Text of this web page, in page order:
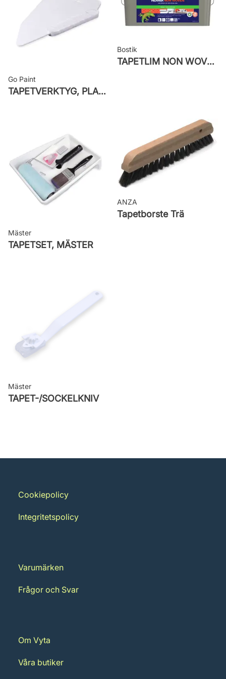
61038
Go Paint
TAPETVERKTYG, PLAST GO PAINT
Bostik
TAPETLIM NON WOVEN
Mäster
TAPETSET, MÄSTER
ANZA
Tapetborste Trä
Mäster
TAPET-/SOCKELKNIV
Cookiepolicy
Integritetspolicy
Varumärken
Frågor och Svar
Om Vyta
Våra butiker